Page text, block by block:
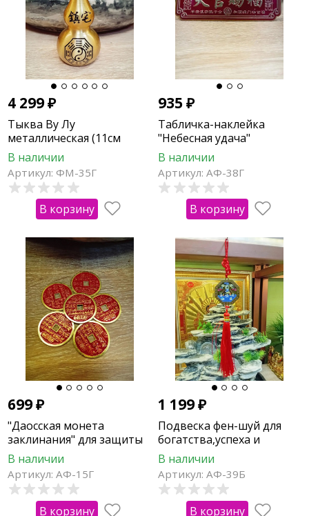
4 299₽
Тыква Ву Лу
металлическая (11см
металлическая)
В наличии
Артикул: ФМ-35Г
В корзину
935₽
Табличка-наклейка
"Небесная удача"
металлическая (15х6см)
В наличии
Артикул: АФ-38Г
В корзину
699₽
"Даосская монета
заклинания" для защиты
и процветания (набор
6шт)
В наличии
Артикул: АФ-15Г
В корзину
1 199₽
Подвеска фен-шуй для
богатства,успеха и
процветания (5х25см,
металл)
В наличии
Артикул: АФ-39Б
В корзину